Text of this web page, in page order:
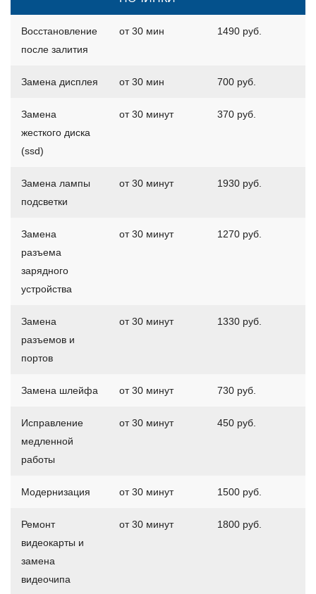
Восстановление
после залития
от 30 мин 1490 руб.
Замена дисплея от 30 мин 700 руб.
Замена
жесткого диска
(ssd)
от 30 минут 370 руб.
Замена лампы
подсветки
от 30 минут 1930 руб.
Замена
разъема
зарядного
устройства
от 30 минут 1270 руб.
Замена
разъемов и
портов
от 30 минут 1330 руб.
Замена шлейфа от 30 минут 730 руб.
Исправление
медленной
работы
от 30 минут 450 руб.
Модернизация от 30 минут 1500 руб.
Ремонт
видеокарты и
замена
видеочипа
от 30 минут 1800 руб.